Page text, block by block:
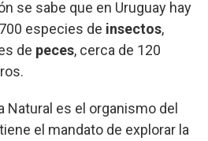
se sabe que en Uruguay hay
especies de insectos,
de peces, cerca de 120
Natural es el organismo del
el mandato de explorar la